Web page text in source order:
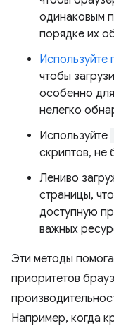
одинаковым
порядке их
Используйте
чтобы
особенно
нелегко
Используйте
скриптов, не
Лениво
страницы,
доступную
важных
Эти методы
приоритетов
Например, когда